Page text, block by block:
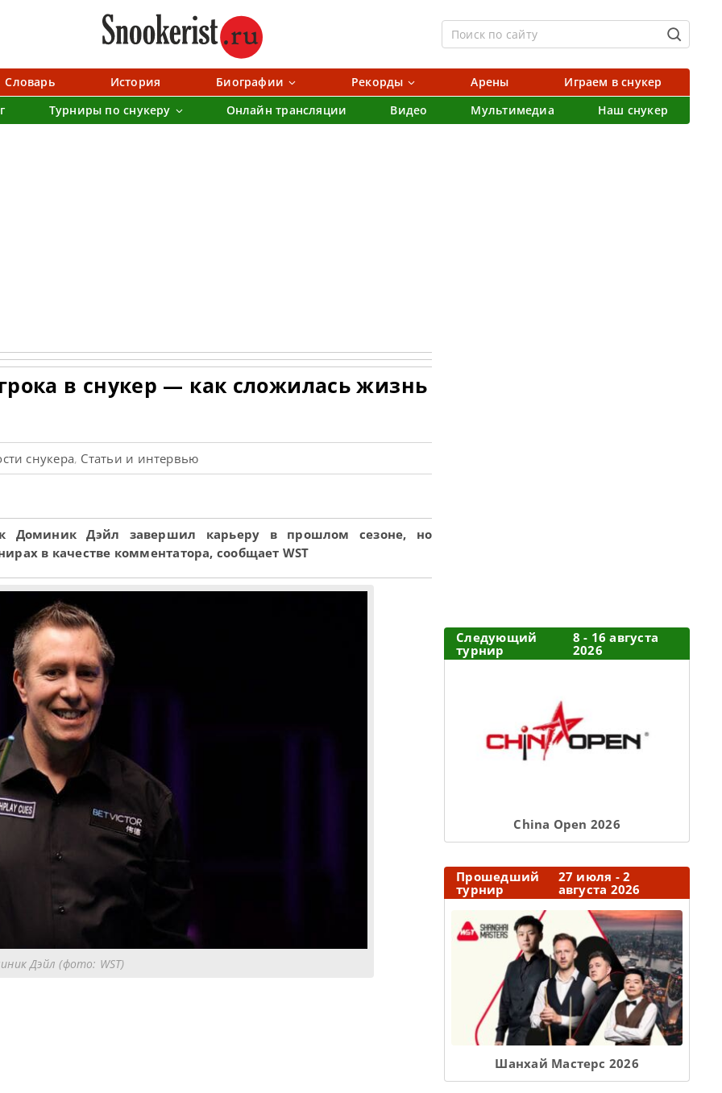
Словарь История Биографии Рекорды Арены
Играем в снукер
Турниры по снукеру Онлайн трансляции Видео Мультимедиа Наш снукер
в снукер — как сложилась жизнь
снукера, Статьи и интервью
Доминик Дэйл завершил карьеру в прошлом сезоне, но
в качестве комментатора, сообщает WST
Дэйл (фото: WST)
Следующий
турнир
8 - 16 августа
2026
Сhina Open 2026
Прошедший
турнир
27 июля - 2
августа 2026
Шанхай Мастерс 2026